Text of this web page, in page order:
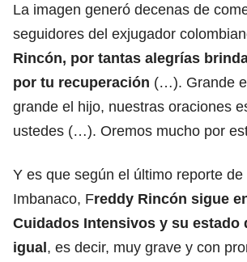
La imagen generó decenas de
seguidores del exjugador
Rincón, por tantas alegrías
por tu recuperación (…). Grande el
grande el hijo, nuestras oraciones
ustedes (…). Oremos mucho por
Y es que según el último reporte de
Imbanaco, Freddy Rincón sigue
Cuidados Intensivos y su estado
igual, es decir, muy grave y con